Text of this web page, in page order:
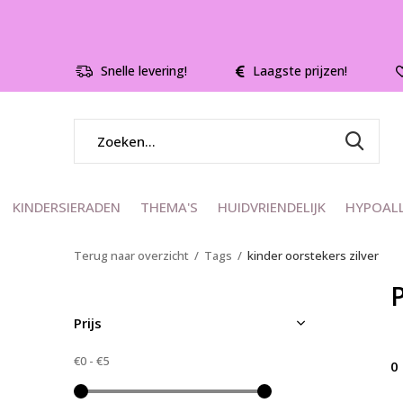
KINDERSIERADEN THEMA'S HUIDVRIENDELIJK
Snelle levering! Laagste prijzen!
Terug naar overzicht Tags kinder oorstekers zilver
0
Prijs
€0 - €5